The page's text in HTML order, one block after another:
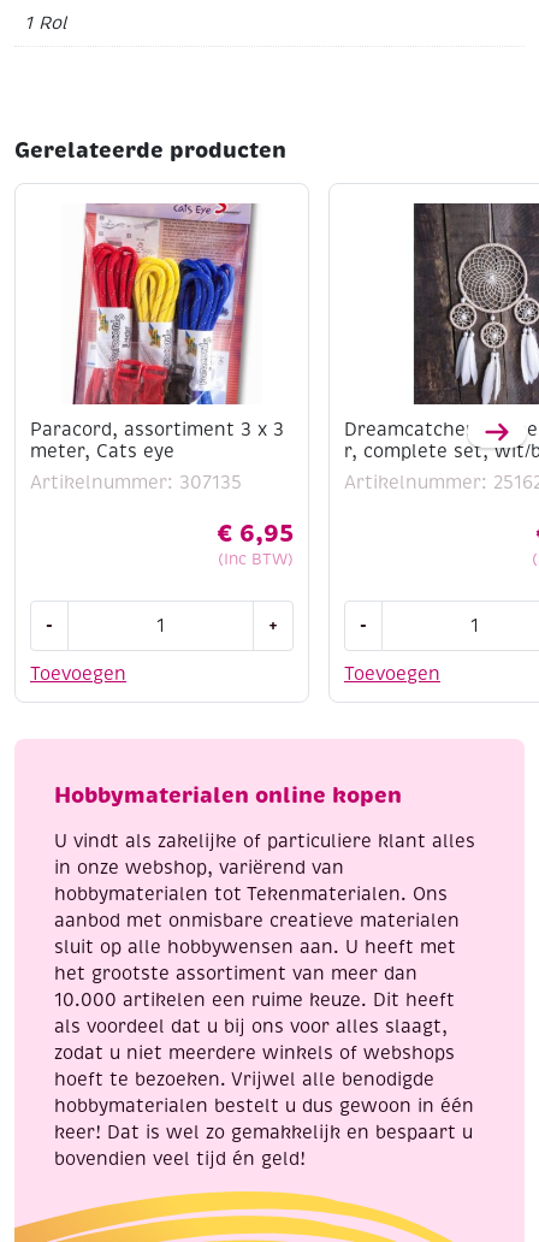
1 Rol
Gerelateerde producten
Paracord, assortiment 3 x 3
meter, Cats eye
Artikelnummer: 307135
€ 6,95
(Inc BTW)
Toevoegen
-
3
meter,
eye
+
Dreamcatcher/
r, complete set, wit/
Artikelnummer:
Toevoegen
-
set,
Hobbymaterialen online kopen
U vindt als zakelijke of particuliere klant alles
in onze webshop, variërend van
hobbymaterialen tot Tekenmaterialen. Ons
aanbod met onmisbare creatieve materialen
sluit op alle hobbywensen aan. U heeft met
het grootste assortiment van meer dan
10.000 artikelen een ruime keuze. Dit heeft
als voordeel dat u bij ons voor alles slaagt,
zodat u niet meerdere winkels of webshops
hoeft te bezoeken. Vrijwel alle benodigde
hobbymaterialen bestelt u dus gewoon in één
keer! Dat is wel zo gemakkelijk en bespaart u
bovendien veel tijd én geld!